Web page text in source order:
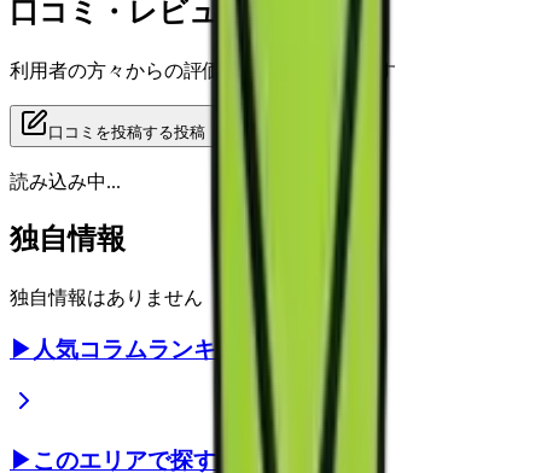
口コミ・レビュー
利用者の方々からの評価をご覧いただけます
口コミを投稿する投稿
読み込み中...
独自情報
独自情報はありません
▶ 人気コラムランキング
▶このエリアで探す